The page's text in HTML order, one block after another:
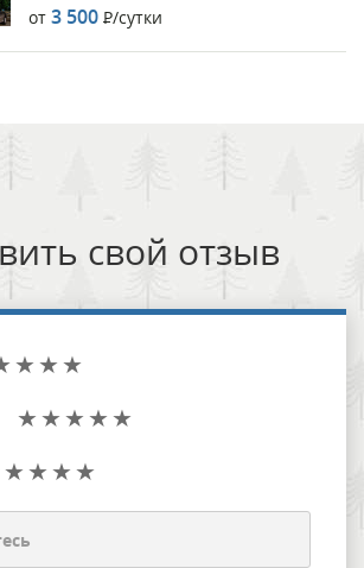
от 3 500 Р/сутки
свой отзыв